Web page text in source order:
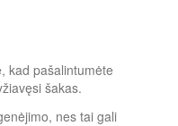
kad pašalintumėte
šakas.
nes tai gali